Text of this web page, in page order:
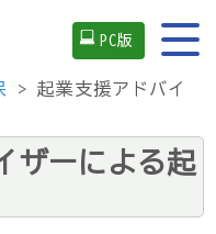
PC版
> 起業支援アドバイ
ザーによる起